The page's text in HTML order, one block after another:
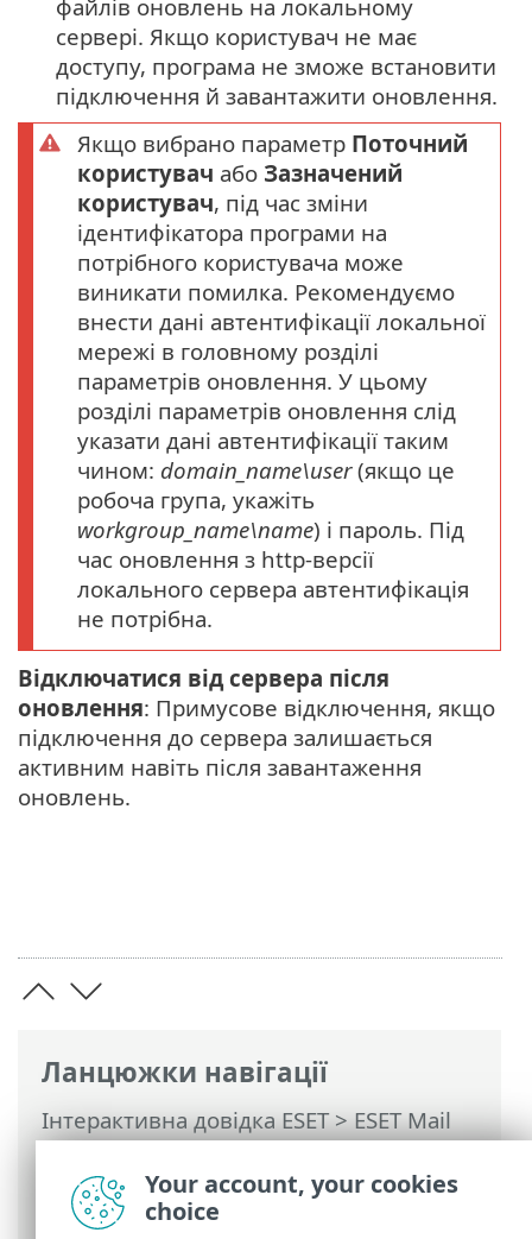
Ланцюжки навігації
Інтерактивна довідка ESET>ESET Mail
Security>Додаткові параметри>
Оновити конфігурацію> Дзеркало
оновлень
файлів оновлень на локальному
сервері. Якщо користувач не має
доступу, програма не зможе встановити
підключення й завантажити оновлення.
Якщо вибрано параметр Поточний
користувач або Зазначений
користувач, під час зміни
ідентифікатора програми на
потрібного користувача може
виникати помилка. Рекомендуємо
внести дані автентифікації локальної
мережі в головному розділі
параметрів оновлення. У цьому
розділі параметрів оновлення слід
указати дані автентифікації таким
чином: domain_name\user(якщо це
робоча група, укажіть
workgroup_name\name) і пароль. Під
час оновлення з http-версії
локального сервера автентифікація
не потрібна.
Відключатися від сервера після
оновлення: Примусове відключення, якщо
підключення до сервера залишається
активним навіть після завантаження
оновлень.
Your account, your cookies
choice